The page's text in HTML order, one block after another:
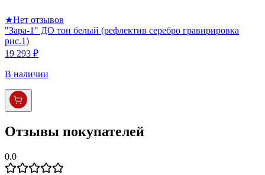
★Нет отзывов
"Зара-1" ДО тон белый (рефлектив серебро гравирировка
рис.1)
19 293 ₽
В наличии
Отзывы покупателей
0.0